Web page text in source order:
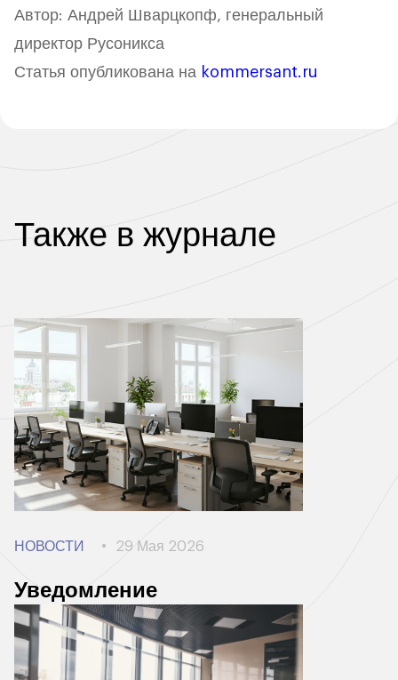
Автор: Андрей Шварцкопф, генеральный
директор Русоникса
Статья опубликована на kommersant.ru
Также в журнале
НОВОСТИ 29 Мая 2026
Уведомление